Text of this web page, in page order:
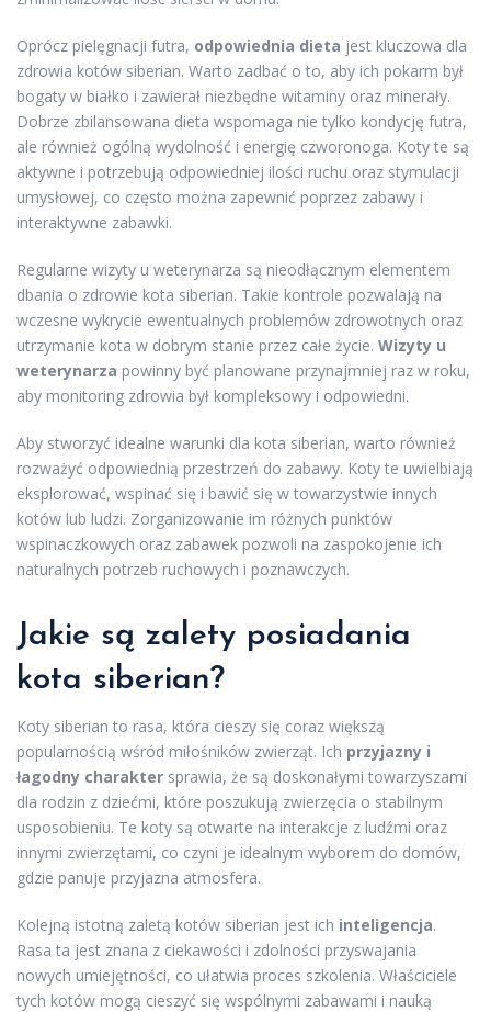
Oprócz pielęgnacji futra, odpowiednia dieta jest kluczowa dla
zdrowia kotów siberian. Warto zadbać o to, aby ich pokarm był
bogaty w białko i zawierał niezbędne witaminy oraz minerały.
Dobrze zbilansowana dieta wspomaga nie tylko kondycję futra,
ale również ogólną wydolność i energię czworonoga. Koty te są
aktywne i potrzebują odpowiedniej ilości ruchu oraz stymulacji
umysłowej, co często można zapewnić poprzez zabawy i
interaktywne zabawki.
Regularne wizyty u weterynarza są nieodłącznym elementem
dbania o zdrowie kota siberian. Takie kontrole pozwalają na
wczesne wykrycie ewentualnych problemów zdrowotnych oraz
utrzymanie kota w dobrym stanie przez całe życie. Wizyty u
weterynarza powinny być planowane przynajmniej raz w roku,
aby monitoring zdrowia był kompleksowy i odpowiedni.
Aby stworzyć idealne warunki dla kota siberian, warto również
rozważyć odpowiednią przestrzeń do zabawy. Koty te uwielbiają
eksplorować, wspinać się i bawić się w towarzystwie innych
kotów lub ludzi. Zorganizowanie im różnych punktów
wspinaczkowych oraz zabawek pozwoli na zaspokojenie ich
naturalnych potrzeb ruchowych i poznawczych.
Jakie są zalety posiadania
kota siberian?
Koty siberian to rasa, która cieszy się coraz większą
popularnością wśród miłośników zwierząt. Ich przyjazny i
łagodny charakter sprawia, że są doskonałymi towarzyszami
dla rodzin z dziećmi, które poszukują zwierzęcia o stabilnym
usposobieniu. Te koty są otwarte na interakcje z ludźmi oraz
innymi zwierzętami, co czyni je idealnym wyborem do domów,
gdzie panuje przyjazna atmosfera.
Kolejną istotną zaletą kotów siberian jest ich inteligencja.
Rasa ta jest znana z ciekawości i zdolności przyswajania
nowych umiejętności, co ułatwia proces szkolenia. Właściciele
tych kotów mogą cieszyć się wspólnymi zabawami i nauką